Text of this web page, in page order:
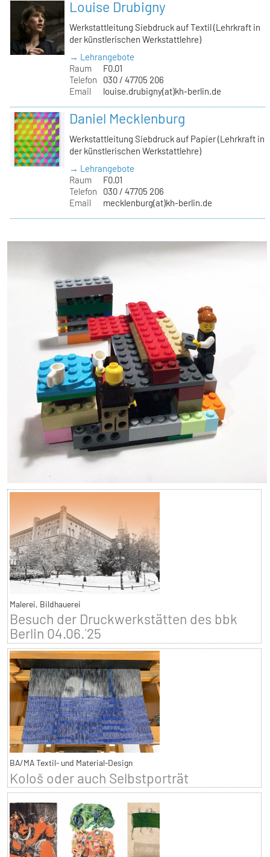
Louise Drubigny
Werkstattleitung Siebdruck auf Textil (Lehrkraft in
der künstlerischen Werkstattlehre)
→ Lehrangebote
Raum
F0.01
Telefon
030 / 47705 206
Email
louise.drubigny(at)kh-berlin.de
Daniel Mecklenburg
Werkstattleitung Siebdruck auf Papier (Lehrkraft in
der künstlerischen Werkstattlehre)
→ Lehrangebote
Raum
F0.01
Telefon
030 / 47705 206
Email
mecklenburg(at)kh-berlin.de
Malerei, Bildhauerei
Besuch der Druckwerkstätten des bbk
Berlin 04.06.´25
BA/MA Textil- und Material-Design
Kološ oder auch Selbstporträt